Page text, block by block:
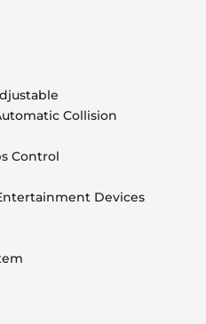
Collision
Control
Devices